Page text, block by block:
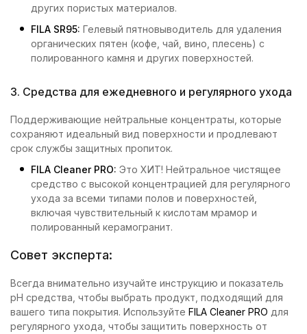
других пористых материалов.
FILA SR95: Гелевый пятновыводитель для удаления
органических пятен (кофе, чай, вино, плесень) с
полированного камня и других поверхностей.
3. Средства для ежедневного и регулярного ухода
Поддерживающие нейтральные концентраты, которые
сохраняют идеальный вид поверхности и продлевают
срок службы защитных пропиток.
FILA Cleaner PRO: Это ХИТ! Нейтральное чистящее
средство с высокой концентрацией для регулярного
ухода за всеми типами полов и поверхностей,
включая чувствительный к кислотам мрамор и
полированный керамогранит.
Совет эксперта:
Всегда внимательно изучайте инструкцию и показатель
pH средства, чтобы выбрать продукт, подходящий для
вашего типа покрытия. Используйте FILA Cleaner PRO для
регулярного ухода, чтобы защитить поверхность от